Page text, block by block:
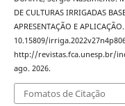
DE CULTURAS IRRIGADAS
APRESENTAÇÃO E APLICAÇÃO.
10.15809/
http://revistas.fca.unesp.br/
ago. 2026.
Fomatos de Citação